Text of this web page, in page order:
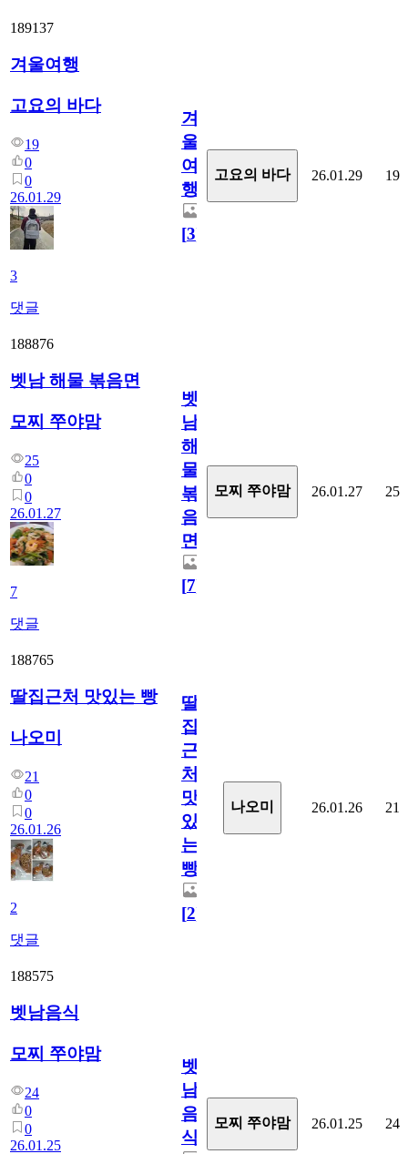
189137
겨울여행
고요의 바다
19
0
0
26.01.29
3
댓글
겨
울
여
행
[3]
고요의 바다 26.01.29 19
188876
벳남 해물 볶음면
모찌 쭈야맘
25
0
0
26.01.27
7
댓글
벳
남
해
물
볶
음
면
[7]
모찌 쭈야맘 26.01.27 25
188765
딸집근처 맛있는 빵
나오미
21
0
0
26.01.26
2
댓글
딸
집
근
처
맛
있
는
빵
[2]
나오미 26.01.26 21
188575
벳남음식
모찌 쭈야맘
24
0
0
26.01.25
벳
남
음
식
모찌 쭈야맘 26.01.25 24